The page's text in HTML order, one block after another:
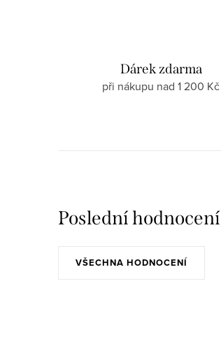
Dárek zdarma
při nákupu nad 1 200 Kč
Poslední hodnocení
VŠECHNA HODNOCENÍ